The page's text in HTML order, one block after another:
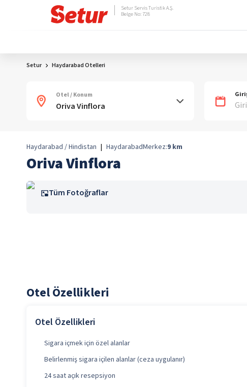
Setur Servis Turistik A.Ş.
Belge No: 728
Setur Haydarabad Otelleri
Otel / Konum
Haydarabad / Hindistan | HaydarabadMerkez:9 km
Oriva Vinflora
Tüm Fotoğraflar
Otel Özellikleri
Otel Özellikleri
Sigara içmek için özel alanlar
Belirlenmiş sigara içilen alanlar (ceza uygulanır)
24 saat açık resepsiyon